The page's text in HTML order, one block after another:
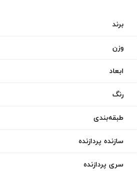
برند
وزن
ابعاد
رنگ
طبقه‌بندی
سازنده پردازنده
سری پردازنده